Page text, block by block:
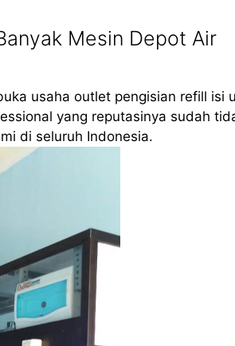
Mesin Depot Air
usaha outlet pengisian refill isi
yang reputasinya sudah
di seluruh Indonesia.